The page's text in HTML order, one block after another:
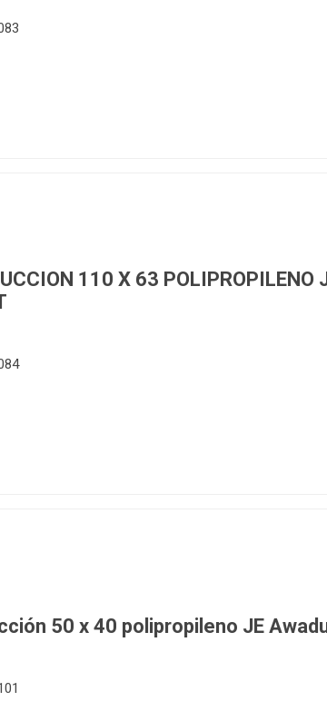
110 X 63 POLIPROPILENO
50 x 40 polipropileno JE